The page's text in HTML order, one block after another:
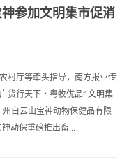
参加文明集市促消
村厅等牵头指导，南方报业传
货行天下・粤牧优品” 文明集
白云山宝神动物保健品有限
动保重磅推出畜...